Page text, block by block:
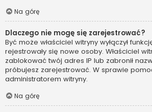
Na górę
Dlaczego nie mogę się zarejestrować?
Być może właściciel witryny wyłączył
rejestrowały się nowe osoby. Właściciel
zablokować twój adres IP lub zabronił
próbujesz zarejestrować. W sprawie
administratorem witryny.
Na górę